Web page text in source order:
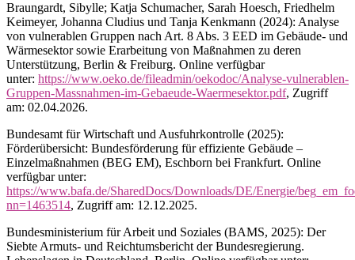
Braungardt, Sibylle; Katja Schumacher, Sarah Hoesch, Friedhelm
Keimeyer, Johanna Cludius und Tanja Kenkmann (2024): Analyse
von vulnerablen Gruppen nach Art. 8 Abs. 3 EED im Gebäude- und
Wärmesektor sowie Erarbeitung von Maßnahmen zu deren
Unterstützung, Berlin & Freiburg. Online verfügbar
unter: https://www.oeko.de/fileadmin/oekodoc/Analyse-vulnerablen-
Gruppen-Massnahmen-im-Gebaeude-Waermesektor.pdf, Zugriff
am: 02.04.2026.
Bundesamt für Wirtschaft und Ausfuhrkontrolle (2025):
Förderübersicht: Bundesförderung für effiziente Gebäude –
Einzelmaßnahmen (BEG EM), Eschborn bei Frankfurt. Online
verfügbar unter:
https://www.bafa.de/SharedDocs/Downloads/DE/Energie/
nn=1463514, Zugriff am: 12.12.2025.
Bundesministerium für Arbeit und Soziales (BAMS, 2025): Der
Siebte Armuts- und Reichtumsbericht der Bundesregierung.